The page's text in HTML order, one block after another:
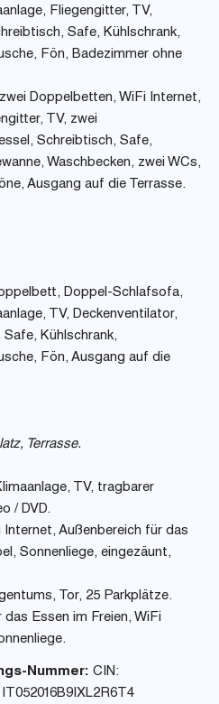
Fliegengitter, TV,
Safe, Kühlschrank,
Fön, Badezimmer ohne
zwei Doppelbetten, WiFi Internet,
TV, zwei
Schreibtisch, Safe,
Waschbecken, zwei WCs,
Ausgang auf die Terrasse.
Doppel-Schlafsofa,
TV, Deckenventilator,
Kühlschrank,
Fön, Ausgang auf die
Terrasse.
TV, tragbarer
/ DVD.
Außenbereich für das
Sonnenliege, eingezäunt,
Tor, 25 Parkplätze.
Essen im Freien, WiFi
Nummer: CIN: